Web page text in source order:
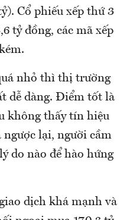
Cổ phiếu xếp thứ 3
tỷ đồng, các mã xếp
nhỏ thì thị trường
dễ dàng. Điểm tốt là
không thấy tín hiệu
ngược lại, người cầm
do nào để hào hứng
dịch khá mạnh và